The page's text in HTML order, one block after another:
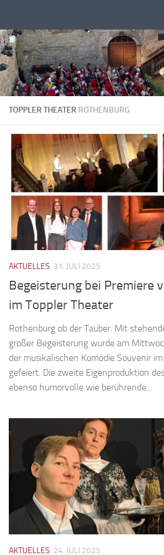
TOPPLER THEATER ROTHENBURG
AKTUELLES 31. JULI 2025
Begeisterung bei Premiere
im Toppler Theater
Rothenburg ob der Tauber. Mit
großer Begeisterung wurde am
der musikalischen Komödie Souvenir
gefeiert. Die zweite Eigenproduktion
ebenso humorvolle wie berührende...
AKTUELLES 24. JULI 2025